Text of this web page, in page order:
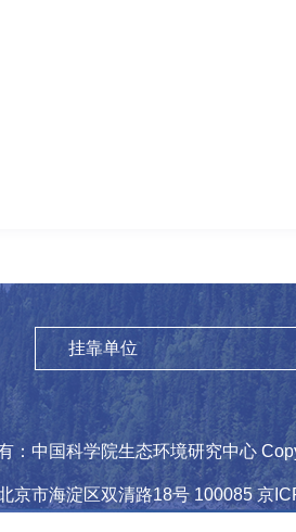
挂靠单位
： 中国科学院生态环境研究中心
京市海淀区双清路18号 100085 京